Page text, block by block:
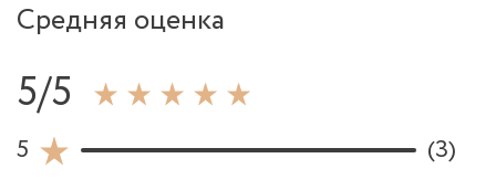
Средняя оценка
5/5
5
(3)